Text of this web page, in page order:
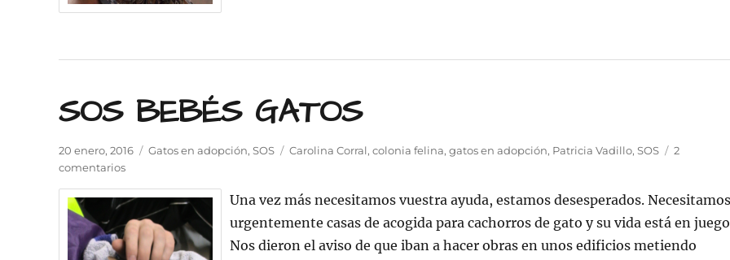
SOS BEBÉS GATOS
Publicado
el
20 enero, 2016 Categorías
Gatos en adopción, SOS Etiquetas
Carolina Corral, colonia felina, gatos en adopción, Patricia Vadillo, SOS
2
comentariosen
BEBÉS
GATOS
Una vez más necesitamos vuestra ayuda, estamos desesperados. Necesitamos
urgentemente casas de acogida para cachorros de gato y su vida está en
Nos dieron el aviso de que iban a hacer obras en unos edificios metiendo